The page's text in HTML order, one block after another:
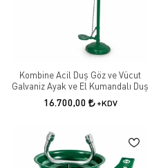
Kombine Acil Duş Göz ve Vücut
Galvaniz Ayak ve El Kumandalı Duş
16.700,00 +KDV